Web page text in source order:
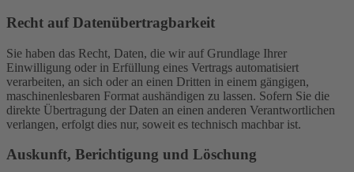
Recht auf Daten­übertrag­barkeit
Sie haben das Recht, Daten, die wir auf Grundlage Ihrer
Einwilligung oder in Erfüllung eines Vertrags automatisiert
verarbeiten, an sich oder an einen Dritten in einem gängigen,
maschinenlesbaren Format aushändigen zu lassen. Sofern Sie die
direkte Übertragung der Daten an einen anderen Verantwortlichen
verlangen, erfolgt dies nur, soweit es technisch machbar ist.
Auskunft, Berichtigung und Löschung